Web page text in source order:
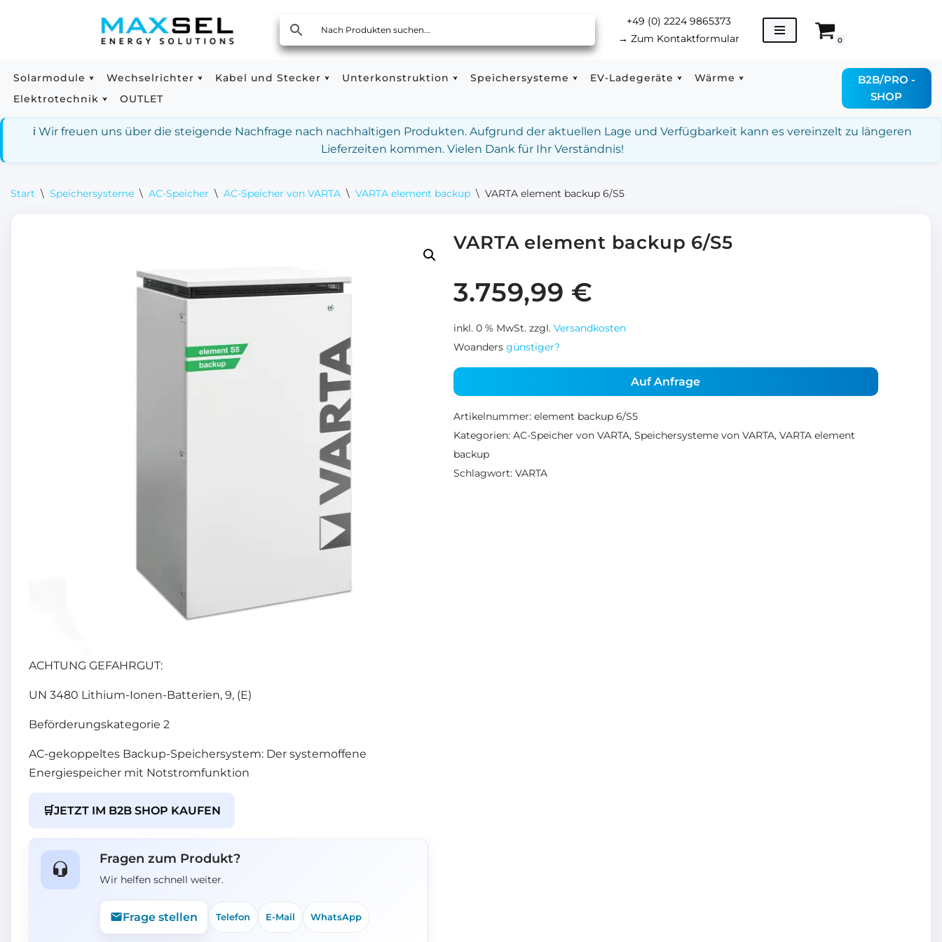
springen
+49 (0) 2224 9865373
→ Zum Kontaktformular 0
Solarmodule Wechselrichter Kabel und Stecker Unterkonstruktion Speichersysteme EV-Ladegeräte
Wärme
Elektrotechnik
OUTLET
B2B/PRO -
SHOP
ℹ️ Wir freuen uns über die steigende Nachfrage nach nachhaltigen Produkten. Aufgrund der aktuellen Lage und Verfügbarkeit kann es vereinzelt zu längeren
Lieferzeiten kommen. Vielen Dank für Ihr Verständnis!
Start \ Speichersysteme \ AC-Speicher \ AC-Speicher von VARTA \ VARTA element backup \ VARTA element backup 6/S5
ACHTUNG GEFAHRGUT:
UN 3480 Lithium-Ionen-Batterien, 9, (E)
Beförderungskategorie 2
AC-gekoppeltes Backup-Speichersystem: Der systemoffene
Energiespeicher mit Notstromfunktion
🛒JETZT IM B2B SHOP KAUFEN
Fragen zum Produkt?
Wir helfen schnell weiter.
Frage stellen Telefon E-Mail WhatsApp
VARTA element backup 6/S5
3.759,99 €
inkl. 0 % MwSt. zzgl. Versandkosten
Woanders günstiger?
Auf Anfrage
Artikelnummer: element backup 6/S5
Kategorien: AC-Speicher von VARTA, Speichersysteme von VARTA, VARTA element
backup
Schlagwort: VARTA